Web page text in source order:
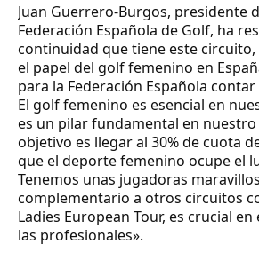
Juan Guerrero-Burgos, presidente
Federación Española de Golf, ha
continuidad que tiene este circuito,
el papel del golf femenino en
para la Federación Española
El golf femenino es esencial en
es un pilar fundamental en
objetivo es llegar al 30% de cuota
que el deporte femenino ocupe el
Tenemos unas jugadoras
complementario a otros circuitos
Ladies European Tour, es crucial
las profesionales».